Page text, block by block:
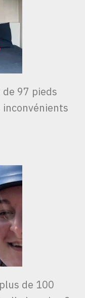
97 pieds
inconvénients
de 100